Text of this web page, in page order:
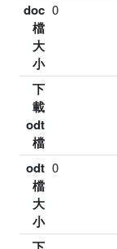
doc
檔
大
小
0
下
載
odt
檔
odt
檔
大
小
0